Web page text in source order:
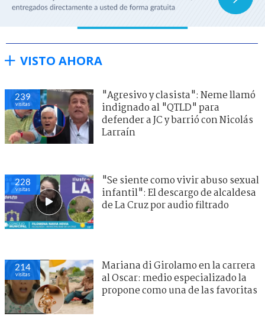
VISTO AHORA
239
visitas
"Agresivo y clasista": Neme llamó
indignado al "QTLD" para
defender a JC y barrió con Nicolás
Larraín
228
visitas
"Se siente como vivir abuso sexual
infantil": El descargo de alcaldesa
de La Cruz por audio filtrado
214
visitas
Mariana di Girolamo en la carrera
al Oscar: medio especializado la
propone como una de las favoritas